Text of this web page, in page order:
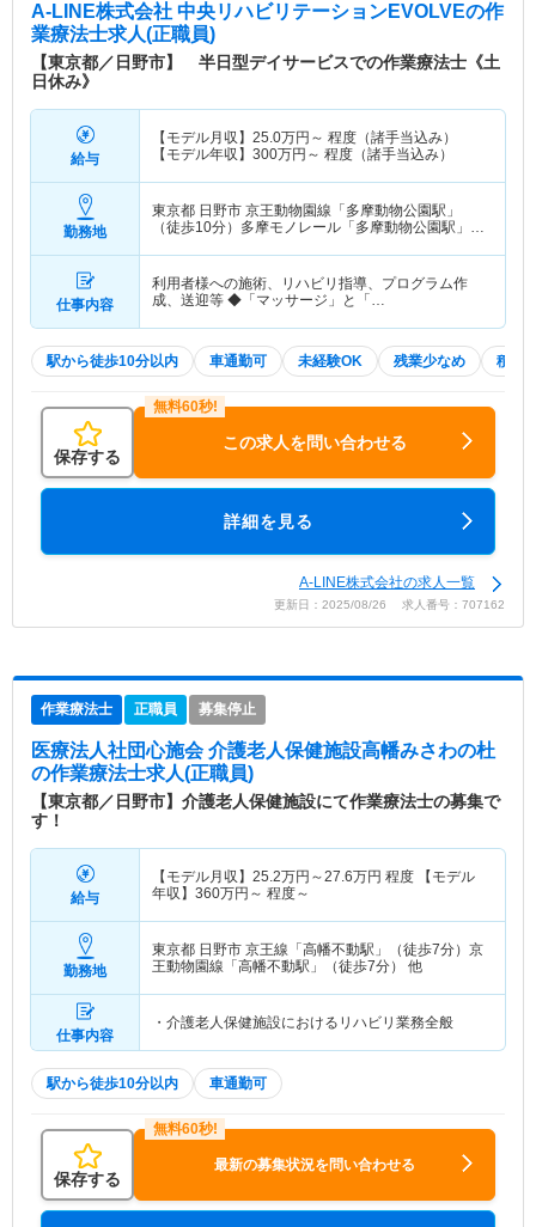
A-LINE株式会社 中央リハビリテーションEVOLVEの作
業療法士求人(正職員)
【東京都／日野市】 半日型デイサービスでの作業療法士《土
日休み》
給与
【モデル月収】 25.0万円～ 程度（諸手当込み）
【モデル年収】 300万円～ 程度（諸手当込み）
勤務地
東京都 日野市 京王動物園線「多摩動物公園駅」
（徒歩10分）多摩モノレール「多摩動物公園駅」
仕事内容
利用者様への施術、リハビリ指導、プログラム作
成、送迎等 ◆「マッサージ」と「…
駅から徒歩10分以内 車通勤可 未経験OK 残業少なめ 積極
保存する
この求人を問い合わせる
詳細を見る
A-LINE株式会社の求人一覧
更新日：2025/08/26 求人番号：707162
作業療法士 正職員 募集停止
医療法人社団心施会 介護老人保健施設高幡みさわの杜
の作業療法士求人(正職員)
【東京都／日野市】介護老人保健施設にて作業療法士の募集で
す！
給与
【モデル月収】 25.2万円～27.6万円 程度 【モデル
年収】 360万円～ 程度～
勤務地
東京都 日野市 京王線「高幡不動駅」（徒歩7分）京
王動物園線「高幡不動駅」（徒歩7分） 他
仕事内容
・介護老人保健施設におけるリハビリ業務全般
駅から徒歩10分以内 車通勤可
保存する
最新の募集状況を問い合わせる